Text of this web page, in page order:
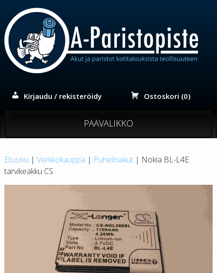
sisältöön
Kirjaudu / rekisteröidy Ostoskori (0)
PÄÄVALIKKO
Etusivu | Verkkokauppa | Puhelinakut| Nokia BL-L4E
tarvikeakku CS